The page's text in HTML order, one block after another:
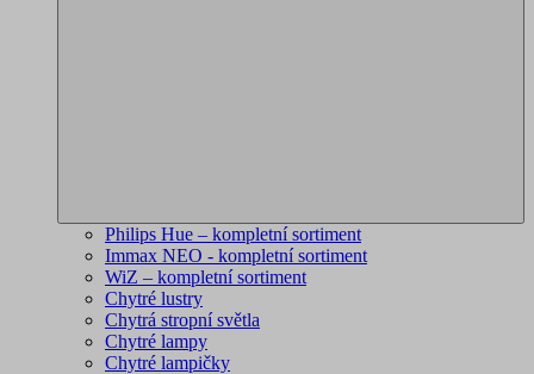
Philips Hue – kompletní sortiment
Immax NEO - kompletní sortiment
WiZ – kompletní sortiment
Chytré lustry
Chytrá stropní světla
Chytré lampy
Chytré lampičky